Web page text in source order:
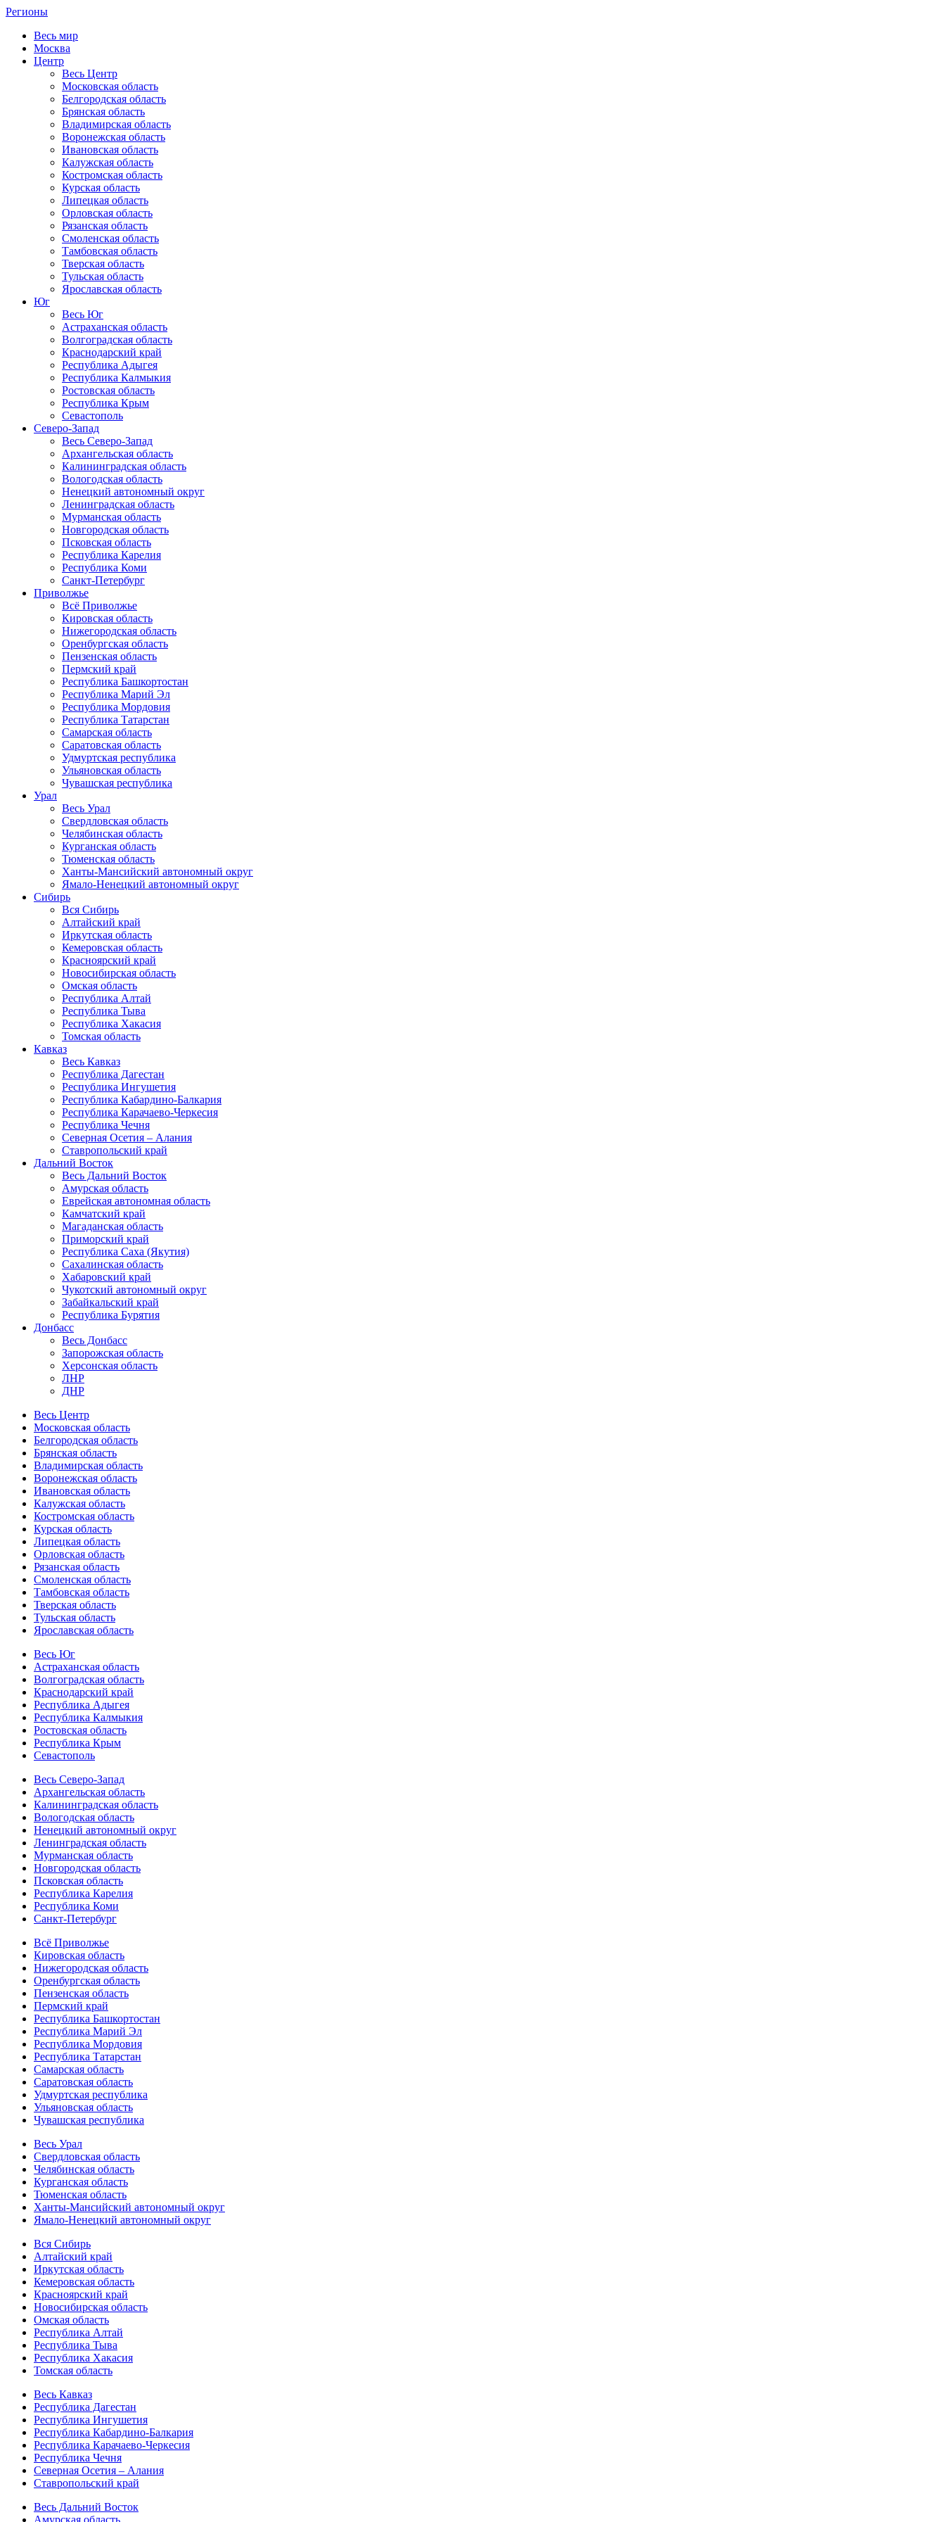
Регионы
Весь мир
Москва
Центр
Весь Центр
Московская область
Белгородская область
Брянская область
Владимирская область
Воронежская область
Ивановская область
Калужская область
Костромская область
Курская область
Липецкая область
Орловская область
Рязанская область
Смоленская область
Тамбовская область
Тверская область
Тульская область
Ярославская область
Юг
Весь Юг
Астраханская область
Волгоградская область
Краснодарский край
Республика Адыгея
Республика Калмыкия
Ростовская область
Республика Крым
Севастополь
Северо-Запад
Весь Северо-Запад
Архангельская область
Калининградская область
Вологодская область
Ненецкий автономный округ
Ленинградская область
Мурманская область
Новгородская область
Псковская область
Республика Карелия
Республика Коми
Санкт-Петербург
Приволжье
Всё Приволжье
Кировская область
Нижегородская область
Оренбургская область
Пензенская область
Пермский край
Республика Башкортостан
Республика Марий Эл
Республика Мордовия
Республика Татарстан
Самарская область
Саратовская область
Удмуртская республика
Ульяновская область
Чувашская республика
Урал
Весь Урал
Свердловская область
Челябинская область
Курганская область
Тюменская область
Ханты-Мансийский автономный округ
Ямало-Ненецкий автономный округ
Сибирь
Вся Сибирь
Алтайский край
Иркутская область
Кемеровская область
Красноярский край
Новосибирская область
Омская область
Республика Алтай
Республика Тыва
Республика Хакасия
Томская область
Кавказ
Весь Кавказ
Республика Дагестан
Республика Ингушетия
Республика Кабардино-Балкария
Республика Карачаево-Черкесия
Республика Чечня
Северная Осетия – Алания
Ставропольский край
Дальний Восток
Весь Дальний Восток
Амурская область
Еврейская автономная область
Камчатский край
Магаданская область
Приморский край
Республика Саха (Якутия)
Сахалинская область
Хабаровский край
Чукотский автономный округ
Забайкальский край
Республика Бурятия
Донбасс
Весь Донбасс
Запорожская область
Херсонская область
ЛНР
ДНР
Весь Центр
Московская область
Белгородская область
Брянская область
Владимирская область
Воронежская область
Ивановская область
Калужская область
Костромская область
Курская область
Липецкая область
Орловская область
Рязанская область
Смоленская область
Тамбовская область
Тверская область
Тульская область
Ярославская область
Весь Юг
Астраханская область
Волгоградская область
Краснодарский край
Республика Адыгея
Республика Калмыкия
Ростовская область
Республика Крым
Севастополь
Весь Северо-Запад
Архангельская область
Калининградская область
Вологодская область
Ненецкий автономный округ
Ленинградская область
Мурманская область
Новгородская область
Псковская область
Республика Карелия
Республика Коми
Санкт-Петербург
Всё Приволжье
Кировская область
Нижегородская область
Оренбургская область
Пензенская область
Пермский край
Республика Башкортостан
Республика Марий Эл
Республика Мордовия
Республика Татарстан
Самарская область
Саратовская область
Удмуртская республика
Ульяновская область
Чувашская республика
Весь Урал
Свердловская область
Челябинская область
Курганская область
Тюменская область
Ханты-Мансийский автономный округ
Ямало-Ненецкий автономный округ
Вся Сибирь
Алтайский край
Иркутская область
Кемеровская область
Красноярский край
Новосибирская область
Омская область
Республика Алтай
Республика Тыва
Республика Хакасия
Томская область
Весь Кавказ
Республика Дагестан
Республика Ингушетия
Республика Кабардино-Балкария
Республика Карачаево-Черкесия
Республика Чечня
Северная Осетия – Алания
Ставропольский край
Весь Дальний Восток
Амурская область